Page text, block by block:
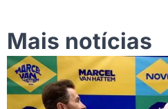
Mais notícias